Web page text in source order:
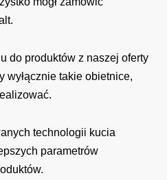
do produktów z naszej oferty
wyłącznie takie obietnice,
technologii kucia
parametrów